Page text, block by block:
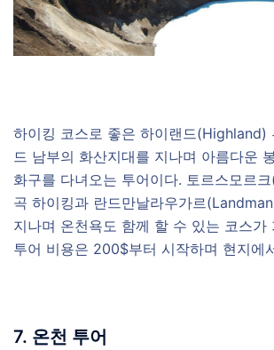
하이킹 코스로 좋은 하이랜드(Highland)
드 남부의 화산지대를 지나며 아름다운
화구를 다녀오는 투어이다. 토르스모르
곡 하이킹과 란드만날라우가르
지나며 온천욕도 함께 할 수 있는 코스가
투어 비용은 200$부터 시작하며 현지에
7. 온천 투어